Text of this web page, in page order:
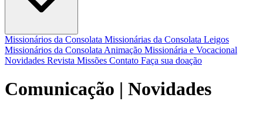
Missionários da Consolata Missionárias da Consolata Leigos
Missionários da Consolata Animação Missionária e Vocacional
Novidades Revista Missões Contato Faça sua doação
Comunicação | Novidades